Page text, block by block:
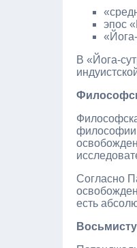
эпос
В
философии.
Согласно
есть